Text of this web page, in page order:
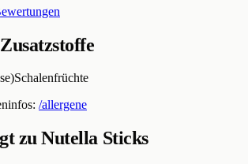
Schalenfrüchte
/allergene
zuNutella Sticks